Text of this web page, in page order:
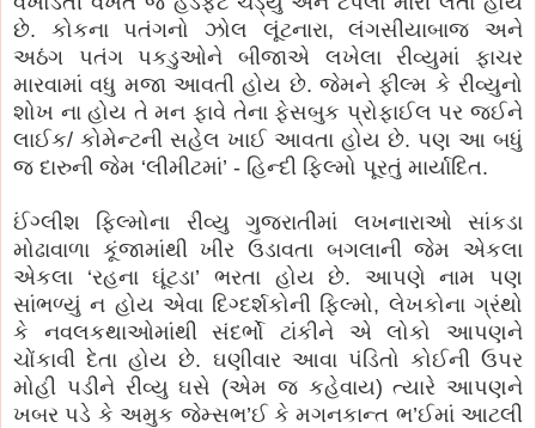
છે. કોકના પતંગનો ઝોલ લૂંટનારા, લંગસીયાબાજ અને
અઠંગ પતંગ પકડુઓને બીજાએ લખેલા રીવ્યુમાં ફાચર
મારવામાં વધુ મજા આવતી હોય છે. જેમને ફીલ્મ કે રીવ્યુનો
શોખ ના હોય તે મન ફાવે તેના ફેસબુક પ્રોફાઈલ પર જઈને
લાઈક/ કોમેન્ટની સહેલ ખાઈ આવતા હોય છે. પણ આ બધું
જ દારુની જેમ ‘લીમીટમાં’ - હિન્દી ફિલ્મો પૂરતું માર્યાદિત.
ઈંગ્લીશ ફિલ્મોના રીવ્યુ ગુજરાતીમાં લખનારાઓ સાંકડા
મોઢાવાળા કૂંજામાંથી ખીર ઉડાવતા બગલાની જેમ એકલા
એકલા ‘રહના ઘૂંટડા’ ભરતા હોય છે. આપણે નામ પણ
સાંભળ્યું ન હોય એવા દિગ્દર્શકોની ફિલ્મો, લેખકોના ગ્રંથો
કે નવલકથાઓમાંથી સંદર્ભો ટાંકીને એ લોકો આપણને
ચોંકાવી દેતા હોય છે. ઘણીવાર આવા પંડિતો કોઈની ઉપર
મોહી પડીને રીવ્યુ ઘસે (એમ જ કહેવાય) ત્યારે આપણને
ખબર પડે કે અમુક જેમ્સભ’ઈ કે મગનકાન્ત ભ’ઈમાં આટલી